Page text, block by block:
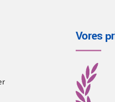
Vores